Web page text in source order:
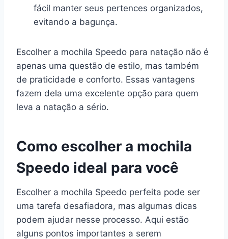
fácil manter seus pertences organizados,
evitando a bagunça.
Escolher a mochila Speedo para natação não é
apenas uma questão de estilo, mas também
de praticidade e conforto. Essas vantagens
fazem dela uma excelente opção para quem
leva a natação a sério.
Como escolher a mochila
Speedo ideal para você
Escolher a mochila Speedo perfeita pode ser
uma tarefa desafiadora, mas algumas dicas
podem ajudar nesse processo. Aqui estão
alguns pontos importantes a serem